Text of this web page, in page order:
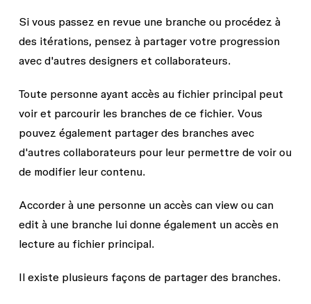
Si vous passez en revue une branche ou procédez à
des itérations, pensez à partager votre progression
avec d'autres designers et collaborateurs.
Toute personne ayant accès au fichier principal peut
voir et parcourir les branches de ce fichier. Vous
pouvez également partager des branches avec
d'autres collaborateurs pour leur permettre de voir ou
de modifier leur contenu.
Accorder à une personne un accès can viewou can
edit à une branche lui donne également un accès en
lecture au fichier principal.
Il existe plusieurs façons de partager des branches.